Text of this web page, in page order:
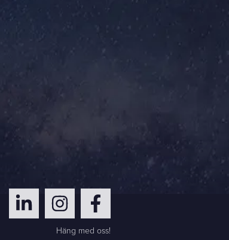
Häng med oss!